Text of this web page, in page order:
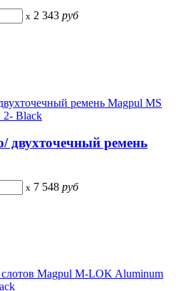
x 2 343 руб
двухточечный ремень
x 7 548 руб